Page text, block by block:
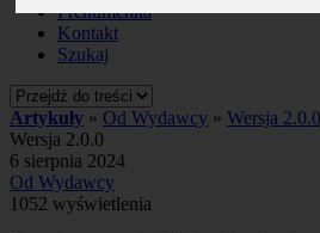
Prenumerata
Kontakt
Szukaj
Artykuły » Od Wydawcy » Wersja 2.0.0
Wersja 2.0.0
6 sierpnia 2024
Od Wydawcy
1052 wyświetlenia